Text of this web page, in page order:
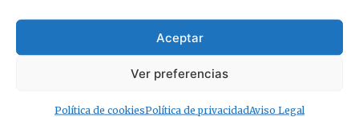
Aceptar
Ver preferencias
Política de cookiesPolítica de privacidadAviso Legal